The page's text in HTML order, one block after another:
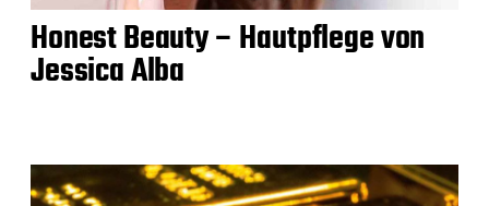
Honest Beauty – Hautpflege von
Jessica Alba